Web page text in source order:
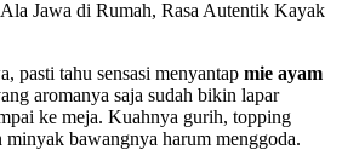
pasti tahu sensasi menyantap mie ayam
aromanya saja sudah bikin lapar
ke meja. Kuahnya gurih, topping
minyak bawangnya harum menggoda.